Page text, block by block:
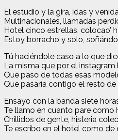
El estudio y la gira, idas y
Multinacionales, llamadas
Hotel cinco estrellas, colocao’
Estoy borracho y solo,
Tú haciéndole caso a lo que
La misma que por el instagram
Que paso de todas esas
Que pasaría contigo el resto de
Ensayo con la banda siete
Te llamo en cuanto pare como
Chillidos de gente, histeria
Te escribo en el hotel como de